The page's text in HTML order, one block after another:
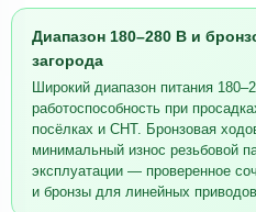
Диапазон 180–280 В и
загорода
Широкий диапазон питания
работоспособность при
посёлках и СНТ. Бронзовая
минимальный износ резьбовой
эксплуатации — проверенное
и бронзы для линейных приводов.